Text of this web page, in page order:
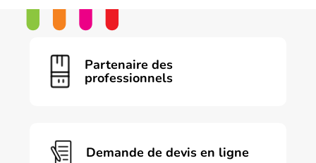
Partenaire des
professionnels
Demande de devis en ligne